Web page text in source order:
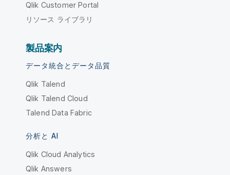
Qlik Customer Portal
リソース ライブラリ
製品案内
データ統合とデータ品質
Qlik Talend
Qlik Talend Cloud
Talend Data Fabric
分析と AI
Qlik Cloud Analytics
Qlik Answers